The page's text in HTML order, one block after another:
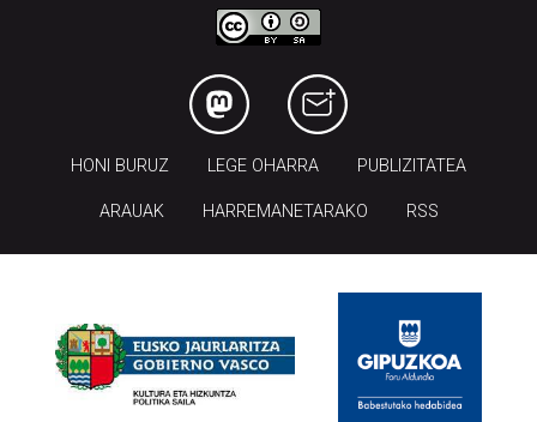
HONI BURUZ LEGE OHARRA PUBLIZITATEA
ARAUAK HARREMANETARAKO RSS